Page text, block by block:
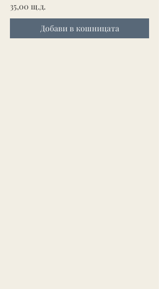
Цена
35,00 щ.д.
Добави в кошницата